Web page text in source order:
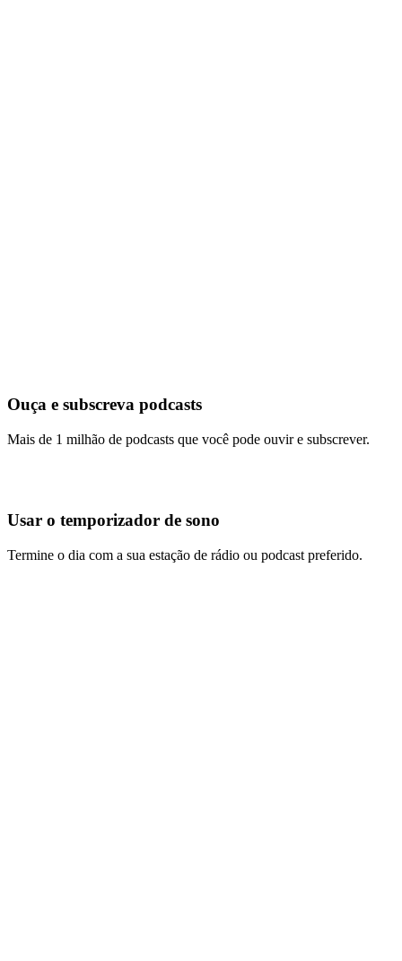
Ouça e subscreva podcasts
Mais de 1 milhão de podcasts que você pode ouvir e subscrever.
Usar o temporizador de sono
Termine o dia com a sua estação de rádio ou podcast preferido.